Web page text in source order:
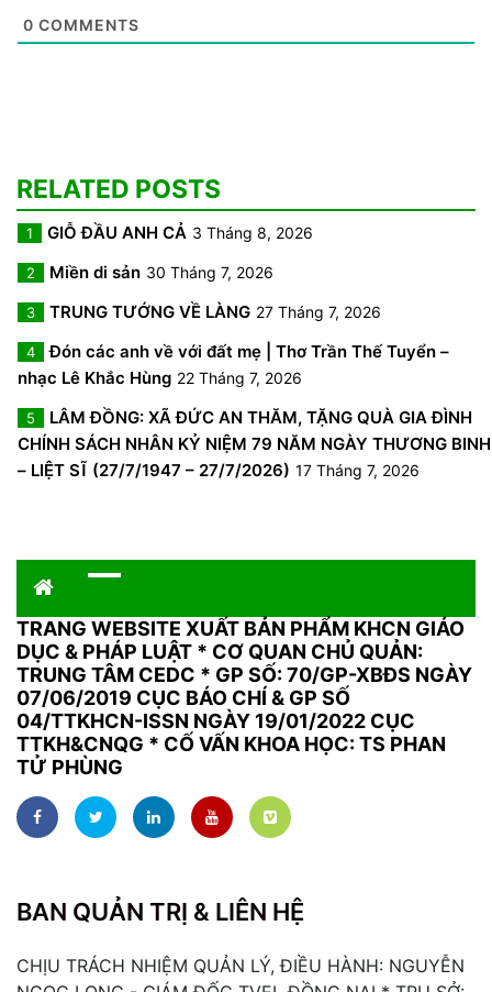
0 COMMENTS
RELATED POSTS
1 GIỖ ĐẦU ANH CẢ 3 Tháng 8, 2026
2 Miền di sản 30 Tháng 7, 2026
3 TRUNG TƯỚNG VỀ LÀNG 27 Tháng 7, 2026
4
Đón các anh về với đất mẹ | Thơ Trần Thế Tuyển –
nhạc Lê Khắc Hùng 22 Tháng 7, 2026
5
LÂM ĐỒNG: XÃ ĐỨC AN THĂM, TẶNG QUÀ GIA ĐÌNH
CHÍNH SÁCH NHÂN KỶ NIỆM 79 NĂM NGÀY THƯƠNG BINH
– LIỆT SĨ (27/7/1947 – 27/7/2026) 17 Tháng 7, 2026
TRANG WEBSITE XUẤT BẢN PHẨM KHCN GIÁO
DỤC & PHÁP LUẬT * CƠ QUAN CHỦ QUẢN:
TRUNG TÂM CEDC * GP SỐ: 70/GP-XBĐS NGÀY
07/06/2019 CỤC BÁO CHÍ & GP SỐ
04/TTKHCN-ISSN NGÀY 19/01/2022 CỤC
TTKH&CNQG * CỐ VẤN KHOA HỌC: TS PHAN
TỬ PHÙNG
BAN QUẢN TRỊ & LIÊN HỆ
CHỊU TRÁCH NHIỆM QUẢN LÝ, ĐIỀU HÀNH: NGUYỄN